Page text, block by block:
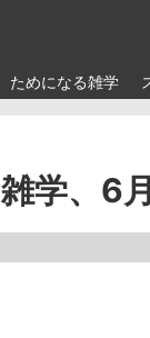
ためになる雑学
学、6